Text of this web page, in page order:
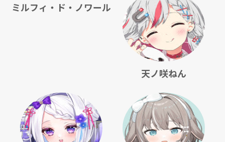
ミルフィ・ド・ノワール
天ノ咲ねん